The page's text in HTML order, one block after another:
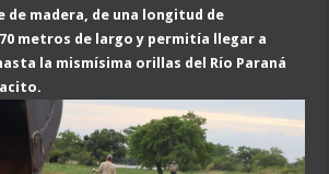
madera, de una longitud de
metros de largo y permitía llegar a
la mismísima orillas del Río Paraná